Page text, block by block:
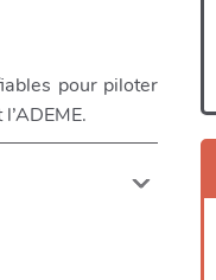
pour piloter